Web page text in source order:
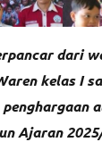
dari
kelas I
Ajaran